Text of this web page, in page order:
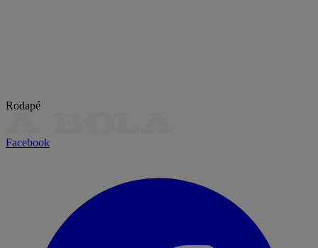
Rodapé
Facebook